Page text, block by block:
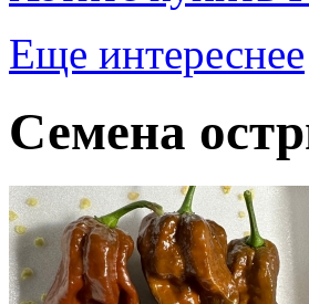
Еще интереснее
Семена